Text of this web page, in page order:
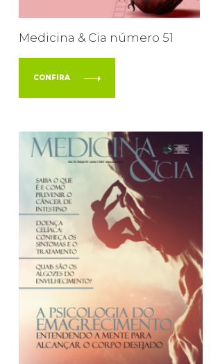
Medicina & Cia número 51
CONFIRA